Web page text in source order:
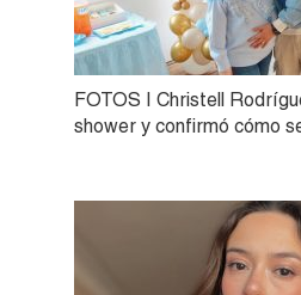
FOTOS | Christell
shower y confirmó cómo